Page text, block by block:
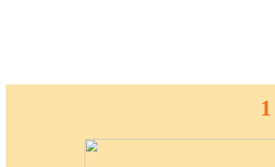
1